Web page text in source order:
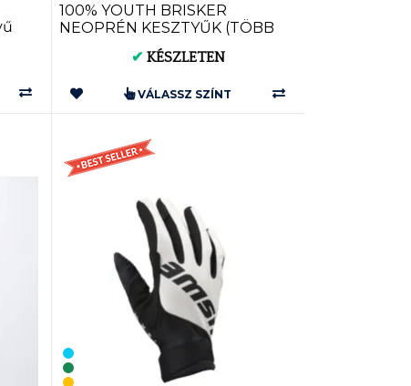
100% YOUTH BRISKER
NEOPRÉN KESZTYŰK (TÖBB
SZÍNBEN) 10004-0000
✔ KÉSZLETEN
VÁLASSZ SZÍNT